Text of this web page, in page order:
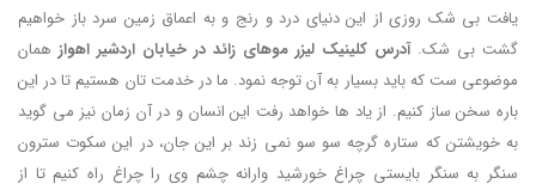
یافت بی شک روزی از این دنیای درد و رنج و به اعماق زمین سرد باز خواهیم
گشت بی شک.آدرس کلینیک لیزر موهای زائد در خیابان اردشیر اهواز همان
موضوعی ست که باید بسیار به آن توجه نمود. ما در خدمت تان هستیم تا در این
باره سخن ساز کنیم. از یاد ها خواهد رفت این انسان و در آن زمان نیز می گوید
به خویشتن که ستاره گرچه سو سو نمی زند بر این جان، در این سکوت سترون
سنگر به سنگر بایستی چراغ خورشید وارانه چشم وی را چراغ راه کنیم تا از